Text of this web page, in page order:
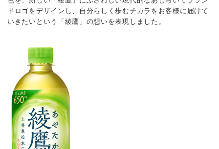
ドロゴをデザインし、自分らしく歩むチカラをお客様に届けて
いきたいという「綾鷹」の想いを表現しました。